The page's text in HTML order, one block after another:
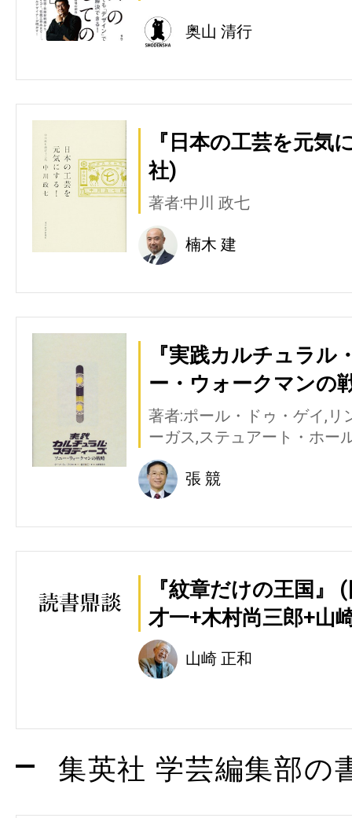
奥山 清行
『日本の工芸を元気
社)
著者:中川 政七
楠木 建
『実践カルチュラ
ー・ウォークマンの
著者:ポール・ドゥ・ゲイ,リ
ーガス,ステュアート・ホー
張 競
『紋章だけの王国』
才一+木村尚三郎+山
山崎 正和
集英社 学芸編集部の